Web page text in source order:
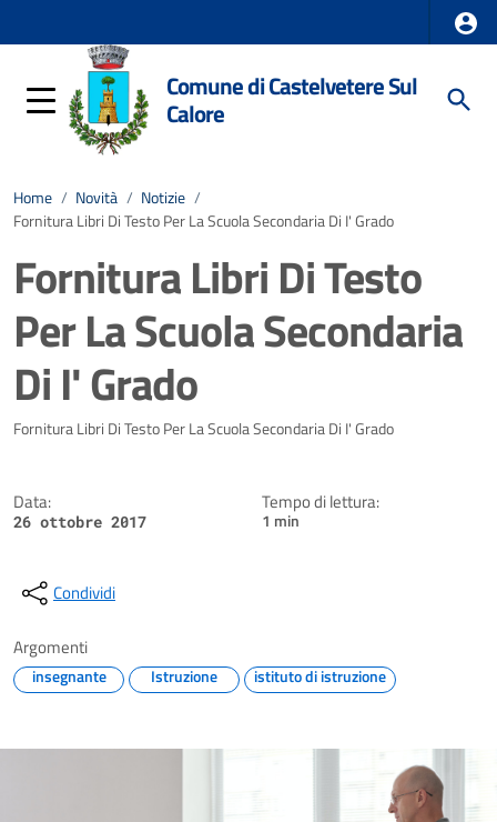
Comune di Castelvetere Sul
Calore
Home / Novità / Notizie /
Fornitura Libri Di Testo Per La Scuola Secondaria Di I' Grado
Fornitura Libri Di Testo
Per La Scuola Secondaria
Di I' Grado
Dettagli della notizia
Fornitura Libri Di Testo Per La Scuola Secondaria Di I' Grado
Data:
26 ottobre 2017
Tempo di lettura:
1 min
Condividi
Argomenti
insegnante Istruzione istituto di istruzione